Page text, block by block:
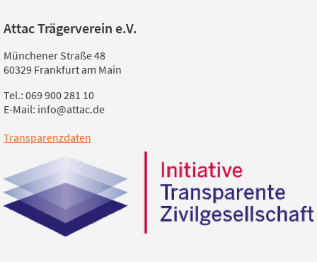
Attac Trägerverein e.V.
Münchener Straße 48
60329 Frankfurt am Main
Tel.: 069 900 281 10
E-Mail: info@attac.de
Transparenzdaten